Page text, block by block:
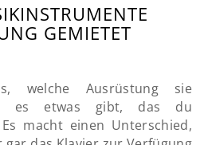
GEMIETET
welche Ausrüstung sie
es etwas gibt, das du
macht einen Unterschied,